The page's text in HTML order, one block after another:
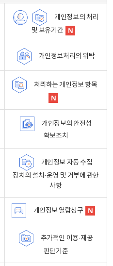
개인정보의 처리
및 보유기간
개인정보처리의 위탁
처리하는 개인정보 항목
개인정보의 안전성
확보조치
개인정보 자동 수집
장치의 설치·운영 및 거부에 관한
사항
개인정보 열람청구
추가적인 이용·제공
판단기준